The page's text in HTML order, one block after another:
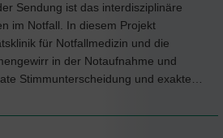
Sendung ist das interdisziplinäre
im Notfall. In diesem Projekt
für Notfallmedizin und die
in der Notaufnahme und
Stimmunterscheidung und exakte…